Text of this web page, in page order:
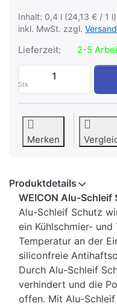
Inhalt: 0,4 l (24,13 € / 1 l)
inkl. MwSt. zzgl.
Lieferzeit: 2-5
Stk
Merken
Produktdetails
WEICON Alu-
Alu-Schleif Schutz
ein Kühlschmier-
Temperatur an der
siliconfreie
Durch Alu-Schleif
verhindert und die
offen. Mit Alu-